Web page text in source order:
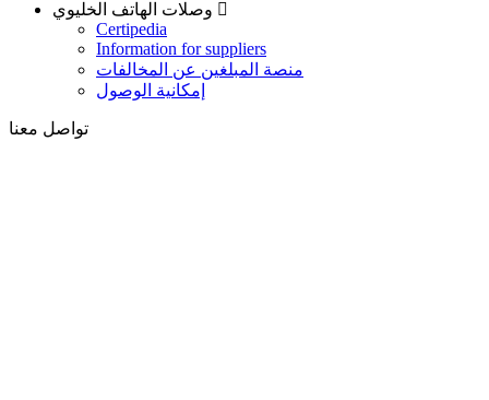
Certipedia
Information for suppliers
منصة المبلغين عن المخالفات
إمكانية الوصول
تواصل معنا